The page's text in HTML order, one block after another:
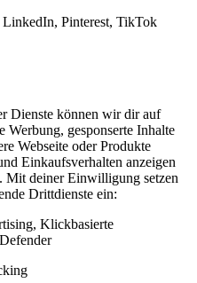
Pinterest, TikTok
Dienste können wir dir auf
Werbung, gesponserte Inhalte
Webseite oder Produkte
Einkaufsverhalten anzeigen
Mit deiner Einwilligung setzen
Drittdienste ein:
Klickbasierte